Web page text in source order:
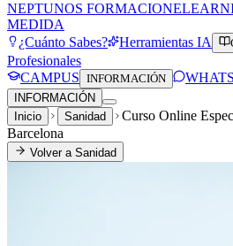
NEPTUNOS FORMACION
MEDIDA
¿Cuánto Sabes?
Herramientas IA
Profesionales
CAMPUS INFORMACIÓN
INFORMACIÓN
Inicio
Sanidad
Curso Online
Barcelona
Volver a Sanidad